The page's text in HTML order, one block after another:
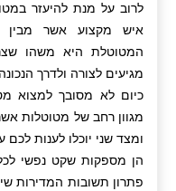
לרוב על מנת להיעזר
איש מקצוע אשר מבין
המטוטלת היא משהו
מגיעים לצורה ולדרך
כיום לא מסובך למצוא
מגוון רחב של מטוטלות
ומצד שני יוכלו לענות
הן מספקות שקט נפשי
פתרון תשובות המדירות